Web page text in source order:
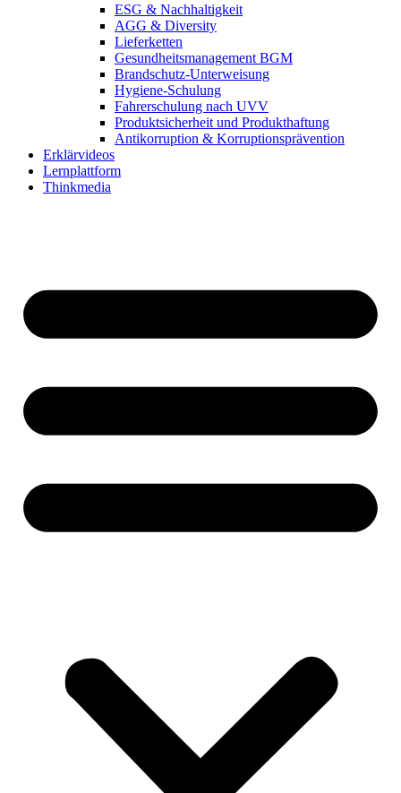
ESG & Nachhaltigkeit
AGG & Diversity
Lieferketten
Gesundheitsmanagement BGM
Brandschutz-Unterweisung
Hygiene-Schulung
Fahrerschulung nach UVV
Produktsicherheit und Produkthaftung
Antikorruption & Korruptionsprävention
Erklärvideos
Lernplattform
Thinkmedia